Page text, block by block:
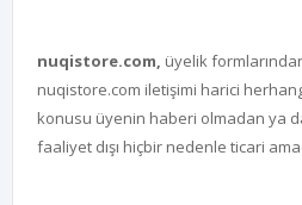
nuqistore.com, üyelik
nuqistore.com iletişimi harici
konusu üyenin haberi olmadan ya
faaliyet dışı hiçbir nedenle ticari